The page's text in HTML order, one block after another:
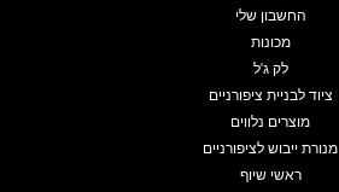
החשבון שלי
מכונות
לק ג'ל
ציוד לבניית ציפורניים
מוצרים נלווים
מנורת ייבוש לציפורניים
ראשי שיוף